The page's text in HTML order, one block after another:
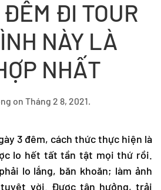
ĐI TOUR
NÀY LÀ
NHẤT
on Tháng 2 8, 2021
3 đêm, cách thức thực hiện là
lo hết tất tần tật mọi thứ rồi.
lo lắng, băn khoăn; làm ảnh
vời. Được tận hưởng, trải